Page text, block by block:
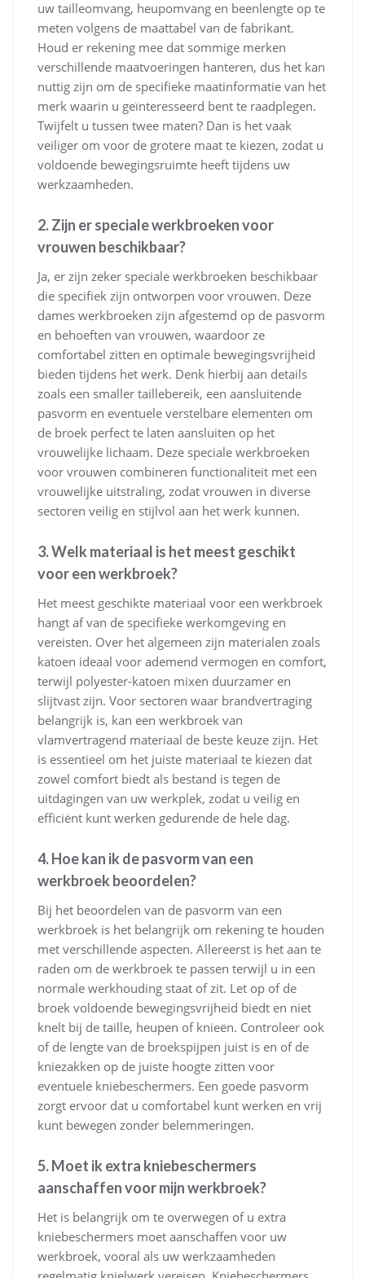
uw tailleomvang, heupomvang en beenlengte op te
meten volgens de maattabel van de fabrikant.
Houd er rekening mee dat sommige merken
verschillende maatvoeringen hanteren, dus het kan
nuttig zijn om de specifieke maatinformatie van het
merk waarin u geïnteresseerd bent te raadplegen.
Twijfelt u tussen twee maten? Dan is het vaak
veiliger om voor de grotere maat te kiezen, zodat u
voldoende bewegingsruimte heeft tijdens uw
werkzaamheden.
2. Zijn er speciale werkbroeken voor
vrouwen beschikbaar?
Ja, er zijn zeker speciale werkbroeken beschikbaar
die specifiek zijn ontworpen voor vrouwen. Deze
dames werkbroeken zijn afgestemd op de pasvorm
en behoeften van vrouwen, waardoor ze
comfortabel zitten en optimale bewegingsvrijheid
bieden tijdens het werk. Denk hierbij aan details
zoals een smaller taillebereik, een aansluitende
pasvorm en eventuele verstelbare elementen om
de broek perfect te laten aansluiten op het
vrouwelijke lichaam. Deze speciale werkbroeken
voor vrouwen combineren functionaliteit met een
vrouwelijke uitstraling, zodat vrouwen in diverse
sectoren veilig en stijlvol aan het werk kunnen.
3. Welk materiaal is het meest geschikt
voor een werkbroek?
Het meest geschikte materiaal voor een werkbroek
hangt af van de specifieke werkomgeving en
vereisten. Over het algemeen zijn materialen zoals
katoen ideaal voor ademend vermogen en comfort,
terwijl polyester-katoen mixen duurzamer en
slijtvast zijn. Voor sectoren waar brandvertraging
belangrijk is, kan een werkbroek van
vlamvertragend materiaal de beste keuze zijn. Het
is essentieel om het juiste materiaal te kiezen dat
zowel comfort biedt als bestand is tegen de
uitdagingen van uw werkplek, zodat u veilig en
efficiënt kunt werken gedurende de hele dag.
4. Hoe kan ik de pasvorm van een
werkbroek beoordelen?
Bij het beoordelen van de pasvorm van een
werkbroek is het belangrijk om rekening te houden
met verschillende aspecten. Allereerst is het aan te
raden om de werkbroek te passen terwijl u in een
normale werkhouding staat of zit. Let op of de
broek voldoende bewegingsvrijheid biedt en niet
knelt bij de taille, heupen of knieën. Controleer ook
of de lengte van de broekspijpen juist is en of de
kniezakken op de juiste hoogte zitten voor
eventuele kniebeschermers. Een goede pasvorm
zorgt ervoor dat u comfortabel kunt werken en vrij
kunt bewegen zonder belemmeringen.
5. Moet ik extra kniebeschermers
aanschaffen voor mijn werkbroek?
Het is belangrijk om te overwegen of u extra
kniebeschermers moet aanschaffen voor uw
werkbroek, vooral als uw werkzaamheden